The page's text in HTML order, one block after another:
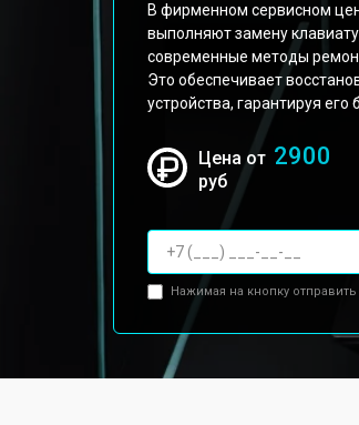
В фирменном сервисном
выполняют замену
современные методы
Это обеспечивает
устройства, гарантируя его
Цена от 2900
руб
Нажимая на кнопку